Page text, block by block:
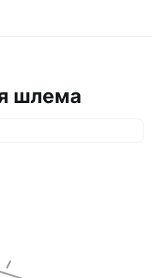
шлема